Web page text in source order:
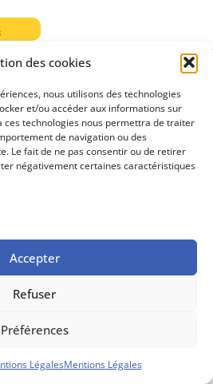
des cookies
nous utilisons des technologies
et/ou accéder aux informations sur
ces technologies nous permettra de traiter
de navigation ou des
Le fait de ne pas consentir ou de retirer
négativement certaines caractéristiques
Accepter
Refuser
Préférences
LégalesMentions Légales
1952
Propos Utiles est
une publication
des Editions
Marigny